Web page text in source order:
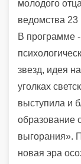
молодого
ведомства 23
В программе -
звезд, идея
уголках
выступила и
образование
выгорания».
новая эра